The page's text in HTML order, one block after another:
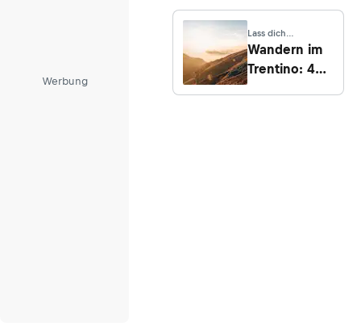
Werbung
in den Süden
Lass dich
inspirieren
Wandern im
Trentino: 4